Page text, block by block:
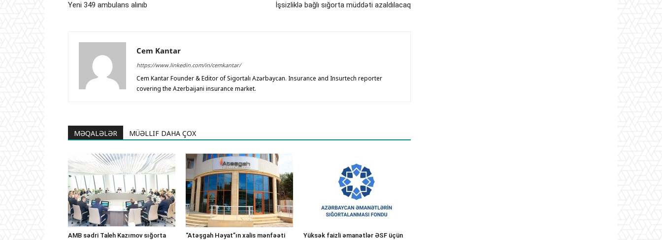
Yeni 349 ambulans alınıb İşsizliklə bağlı sığorta müddəti azaldılacaq
Cem Kantar
https://www.linkedin.com/in/cemkantar/
Cem Kantar Founder & Editor of Sigortalı Azərbaycan. Insurance and Insurtech reporter
covering the Azerbaijani insurance market.
MƏQALƏLƏR MÜƏLLIF DAHA ÇOX
AMB sədri Taleh Kazımov sığorta
“Atəşgah Həyat”ın xalis mənfəəti
Yüksək faizli əmanətlər ƏSF üçün